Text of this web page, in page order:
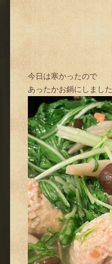
今日は寒かったので
あったかお鍋にしました